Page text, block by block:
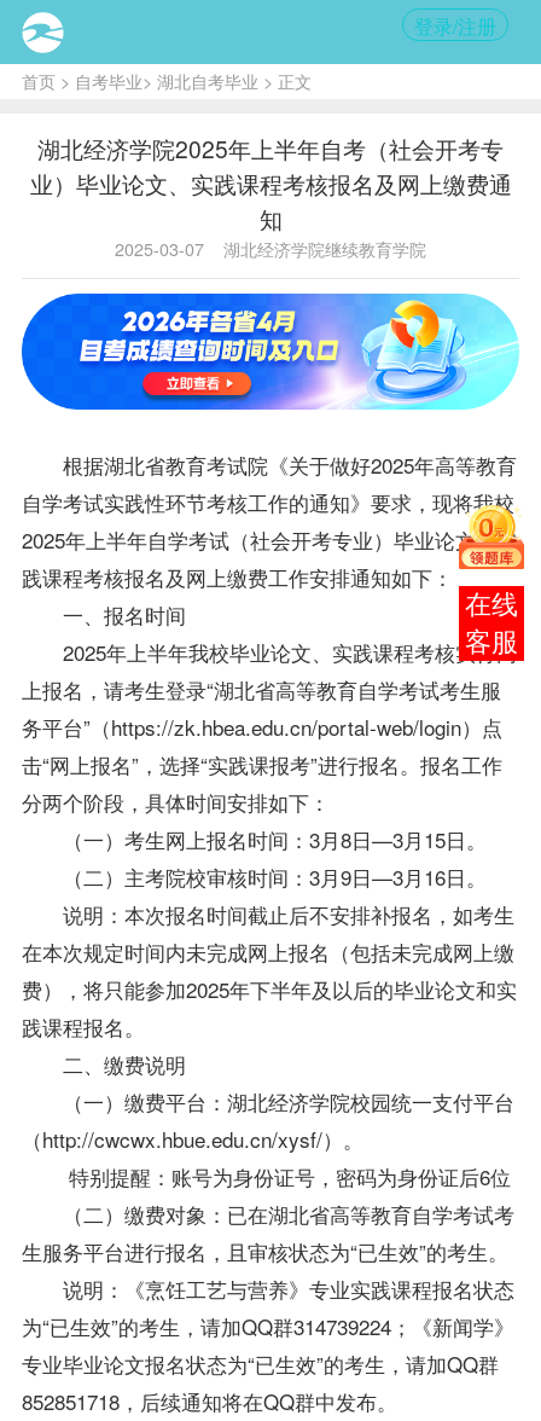
登录/注册
首页> 自考毕业> 湖北自考毕业 > 正文
湖北经济学院2025年上半年自考（社会开考专
业）毕业论文、实践课程考核报名及网上缴费通
知
2025-03-07 湖北经济学院继续教育学院
根据湖北省教育考试院《关于做好2025年高等教育
自学考试实践性环节考核工作的通知》要求，现将我校
2025年上半年自学考试（社会开考专业）毕业论文、实
践课程考核报名及网上缴费工作安排通知如下：
一、报名时间
2025年上半年我校毕业论文、实践课程考核实行网
上报名，请考生登录“湖北省高等教育自学考试考生服
务平台”（https://zk.hbea.edu.cn/portal-web/login）点
击“网上报名”，选择“实践课报考”进行报名。报名工作
分两个阶段，具体时间安排如下：
（一）考生网上报名时间：3月8日—3月15日。
（二）主考院校审核时间：3月9日—3月16日。
说明：本次报名时间截止后不安排补报名，如考生
在本次规定时间内未完成网上报名（包括未完成网上缴
费），将只能参加2025年下半年及以后的毕业论文和实
践课程报名。
二、缴费说明
（一）缴费平台：湖北经济学院校园统一支付平台
（http://cwcwx.hbue.edu.cn/xysf/）。
特别提醒：账号为身份证号，密码为身份证后6位
（二）缴费对象：已在湖北省高等教育自学考试考
生服务平台进行报名，且审核状态为“已生效”的考生。
说明：《烹饪工艺与营养》专业实践课程报名状态
为“已生效”的考生，请加QQ群314739224；《新闻学》
专业毕业论文报名状态为“已生效”的考生，请加QQ群
852851718，后续通知将在QQ群中发布。
报考
咨询